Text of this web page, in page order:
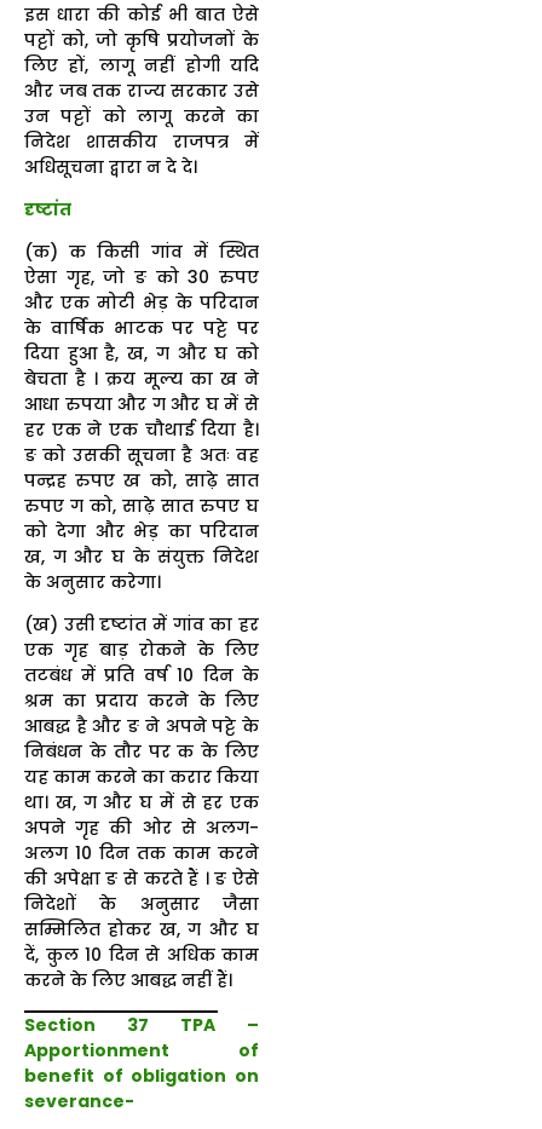
इस धारा की कोई भी बात ऐसे
पट्टों को, जो कृषि प्रयोजनों के
लिए हों, लागू नहीं होगी यदि
और जब तक राज्य सरकार उसे
उन पट्टों को लागू करने का
निदेश शासकीय राजपत्र में
अधिसूचना द्वारा न दे दे।
दृष्टांत
(क) क किसी गांव में स्थित
ऐसा गृह, जो ङ को 30 रुपए
और एक मोटी भेड़ के परिदान
के वार्षिक भाटक पर पट्टे पर
दिया हुआ है, ख, ग और घ को
बेचता है । क्रय मूल्य का ख ने
आधा रुपया और ग और घ में से
हर एक ने एक चौथाई दिया है।
ङ को उसकी सूचना है अतः वह
पन्द्रह रुपए ख को, साढ़े सात
रुपए ग को, साढ़े सात रुपए घ
को देगा और भेड़ का परिदान
ख, ग और घ के संयुक्त निदेश
के अनुसार करेगा।
(ख) उसी दृष्टांत में गांव का हर
एक गृह बाड़ रोकने के लिए
तटबंध में प्रति वर्ष 10 दिन के
श्रम का प्रदाय करने के लिए
आबद्ध है और ङ ने अपने पट्टे के
निबंधन के तौर पर क के लिए
यह काम करने का करार किया
था। ख, ग और घ में से हर एक
अपने गृह की ओर से अलग-
अलग 10 दिन तक काम करने
की अपेक्षा ङ से करते हैं । ङ ऐसे
निदेशों के अनुसार जैसा
सम्मिलित होकर ख, ग और घ
दें, कुल 10 दिन से अधिक काम
करने के लिए आबद्ध नहीं हैं।
Section 37 TPA –
Apportionment of
benefit of obligation on
severance-